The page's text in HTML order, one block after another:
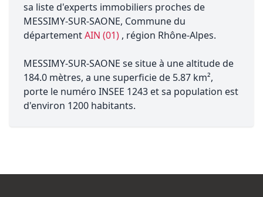
sa liste d'experts immobiliers proches de
MESSIMY-SUR-SAONE, Commune du
départementAIN (01) , région Rhône-Alpes.
MESSIMY-SUR-SAONE se situe à une altitude de
184.0 mètres, a une superficie de 5.87 km²,
porte le numéro INSEE 1243 et sa population est
d'environ 1200 habitants.